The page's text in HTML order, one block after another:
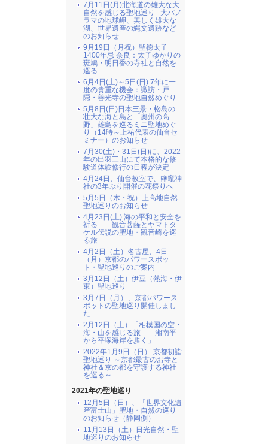
7月11日(月)北海道の雄大な大
自然を感じる聖地巡り─大パノ
ラマの地球岬、美しく雄大な
湖、世界遺産の縄文遺跡など
のお知らせ
9月19日（月祝）聖徳太子
1400年忌 奈良：太子ゆかりの
斑鳩・明日香の寺社と自然を
巡る
6月4日(土)～5日(日) 7年に一
度の貴重な機会：諏訪・戸
隠・善光寺の聖地自然めぐり
5月8日(日)日本三景・松島の
壮大な海と島と「奥州の高
野」雄島を巡るミニ聖地めぐ
り（14時～上祐代表の仙台セ
ミナー）のお知らせ
7月30(土)・31日(日)に、2022
年の出羽三山にて本格的な修
験道体験修行の日程が決定
4月24日、仙台教室で、鹽竈神
社の3年ぶり開催の花祭りへ
5月5日（木・祝）上高地自然
聖地巡りのお知らせ
4月23日(土) 海の平和と安全を
祈る――観音菩薩とヤマトタ
ケル伝説の聖地・観音崎を巡
る旅
4月2日（土）名古屋、4日
（月）京都のパワースポッ
ト・聖地巡りのご案内
3月12日（土）伊豆（熱海・伊
東）聖地巡り
3月7日（月）、京都パワース
ポットの聖地巡り開催しまし
た
2月12日（土）「相模国の空・
海・山を感じる旅――湘南平
から平塚海岸を歩く」
2022年1月9日（日） 京都初詣
聖地巡り ～京都最古のお寺と
神社＆京の都を守護する神社
を巡る～
2021年の聖地巡り
12月5日（日）、「世界文化遺
産富士山」聖地・自然の巡り
のお知らせ（静岡側）
11月13日（土）日光自然・聖
地巡りのお知らせ